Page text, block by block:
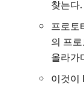
찾는다.
프로토
의 프
올라가
이것